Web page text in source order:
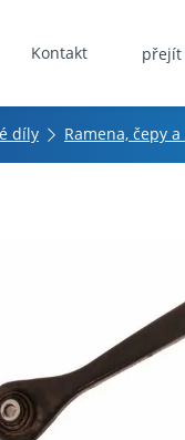
Kontakt přejít
díly Ramena, čepy